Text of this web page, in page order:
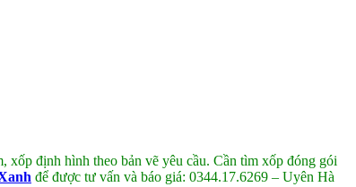
xốp định hình theo bản vẽ yêu cầu. Cần tìm xốp đóng gói
để được tư vấn và báo giá: 0344.17.6269 – Uyên Hà